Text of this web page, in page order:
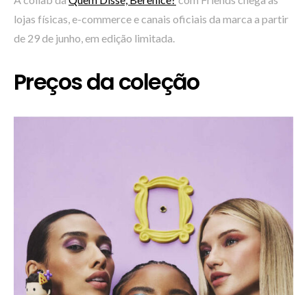
lojas físicas, e-commerce e canais oficiais da marca a partir
de 29 de junho, em edição limitada.
Preços da coleção